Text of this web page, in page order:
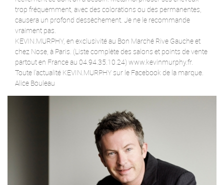
trop fréquemment, avec des colorations ou des permanentes,
causera un profond dessèchement. Je ne le recommande
vraiment pas.
KEVIN.MURPHY, en exclusivité au Bon Marché Rive Gauche et
chez Nose, à Paris. (Liste complète des salons et points de vente
partout en France au 04.94.35.10.24) www.kevinmurphy.fr.
Toute l’actualité KEVIN.MURPHY sur le Facebook de la marque.
Alice Bouleau